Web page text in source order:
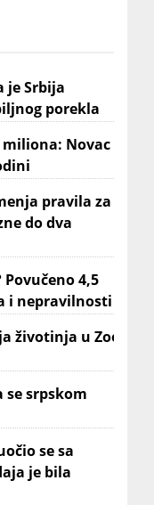
je Srbija
porekla
miliona: Novac
pravila za
do dva
4,5
i nepravilnosti
životinja u Zoo
se srpskom
se sa
je bila